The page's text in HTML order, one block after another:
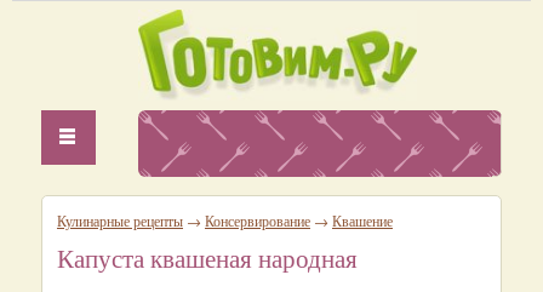
Кулинарные рецепты → Консервирование → Квашение
Капуста квашеная народная